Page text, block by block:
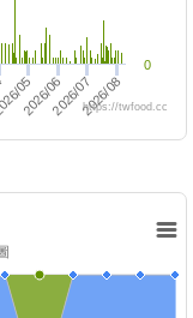
05
2026/062026/072026/08
0
https://twfood.cc